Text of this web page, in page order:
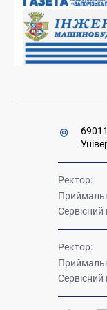
Міністерство освіти
Урядова "гаряча
Ректор:
Сервісний
Ректор:
Сервісний